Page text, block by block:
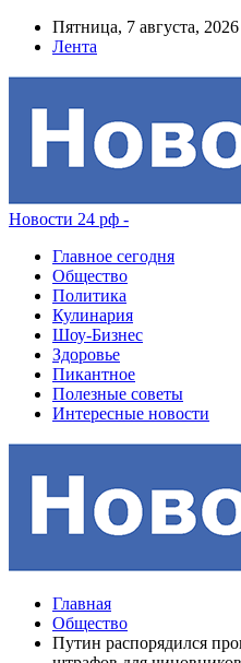
Пятница, 7 августа, 2026
Лента
Новости 24 рф -
Главное сегодня
Общество
Политика
Кулинария
Шоу-Бизнес
Здоровье
Пикантное
Полезные советы
Интересные новости
Главная
Общество
Путин распорядился